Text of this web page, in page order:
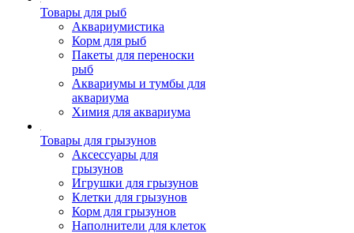
Товары для рыб
Аквариумистика
Корм для рыб
Пакеты для переноски
рыб
Аквариумы и тумбы для
аквариума
Химия для аквариума
Товары для грызунов
Аксессуары для
грызунов
Игрушки для грызунов
Клетки для грызунов
Корм для грызунов
Наполнители для клеток